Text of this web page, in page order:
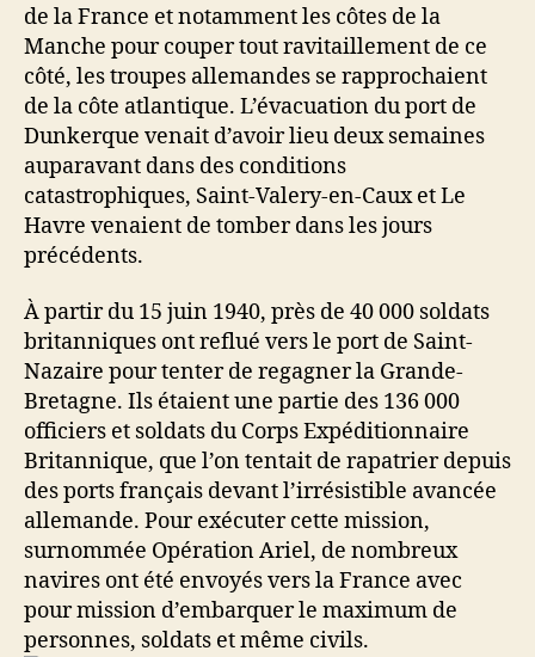
de la France et notamment les côtes de la
Manche pour couper tout ravitaillement de ce
côté, les troupes allemandes se rapprochaient
de la côte atlantique. L’évacuation du port de
Dunkerque venait d’avoir lieu deux semaines
auparavant dans des conditions
catastrophiques, Saint-Valery-en-Caux et Le
Havre venaient de tomber dans les jours
précédents.
À partir du 15 juin 1940, près de 40 000 soldats
britanniques ont reflué vers le port de Saint-
Nazaire pour tenter de regagner la Grande-
Bretagne. Ils étaient une partie des 136 000
officiers et soldats du Corps Expéditionnaire
Britannique, que l’on tentait de rapatrier depuis
des ports français devant l’irrésistible avancée
allemande. Pour exécuter cette mission,
surnommée Opération Ariel, de nombreux
navires ont été envoyés vers la France avec
pour mission d’embarquer le maximum de
personnes, soldats et même civils.